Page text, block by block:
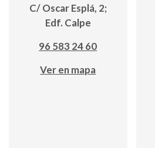
C/ Oscar Esplá, 2;
Edf. Calpe
96 583 24 60
Ver en mapa